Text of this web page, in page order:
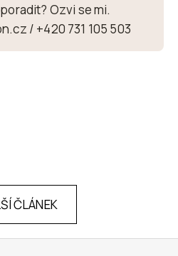
Ozvi se mi.
/ +420 731 105 503
ČLÁNEK